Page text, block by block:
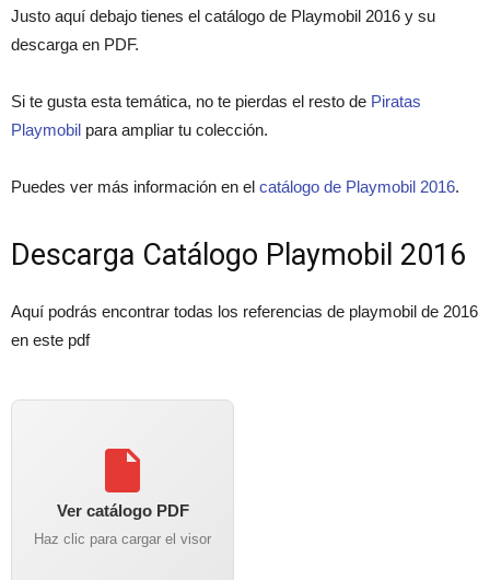
Justo aquí debajo tienes el catálogo de Playmobil 2016 y su
descarga en PDF.
Si te gusta esta temática, no te pierdas el resto de Piratas
Playmobil para ampliar tu colección.
Puedes ver más información en el catálogo de Playmobil 2016.
Descarga Catálogo Playmobil 2016
Aquí podrás encontrar todas los referencias de playmobil de 2016
en este pdf
Ver catálogo PDF
Haz clic para cargar el visor